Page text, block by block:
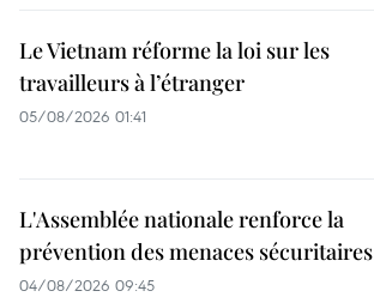
Le Vietnam réforme la loi sur les
travailleurs à l’étranger
05/08/2026 01:41
L'Assemblée nationale renforce la
prévention des menaces sécuritaires
04/08/2026 09:45